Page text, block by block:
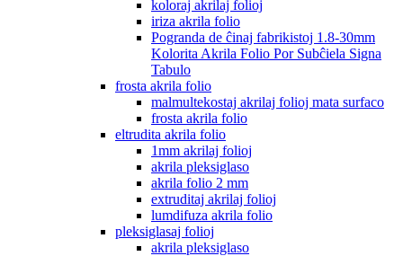
koloraj akrilaj folioj
iriza akrila folio
Pogranda de ĉinaj fabrikistoj 1.8-30mm
Kolorita Akrila Folio Por Subĉiela Signa
Tabulo
frosta akrila folio
malmultekostaj akrilaj folioj mata surfaco
frosta akrila folio
eltrudita akrila folio
1mm akrilaj folioj
akrila pleksiglaso
akrila folio 2 mm
extruditaj akrilaj folioj
lumdifuza akrila folio
pleksiglasaj folioj
akrila pleksiglaso